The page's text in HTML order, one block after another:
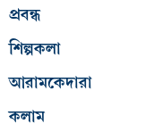
প্রবন্ধ
শিল্পকলা
আরামকেদারা
কলাম